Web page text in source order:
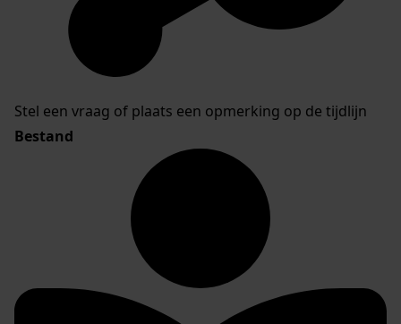
Stel een vraag of plaats een opmerking op de tijdlijn
Bestand